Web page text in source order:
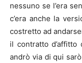
nessuno se l’era
c’era anche la
costretto ad
il contratto d’affitto
andrò via di qui